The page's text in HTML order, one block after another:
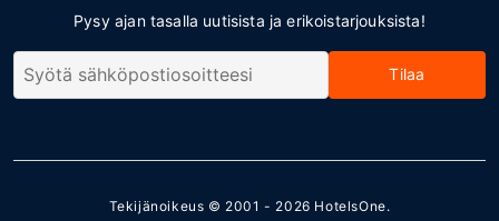
Pysy ajan tasalla uutisista ja erikoistarjouksista!
Tilaa
Tekijänoikeus © 2001 - 2026 HotelsOne.